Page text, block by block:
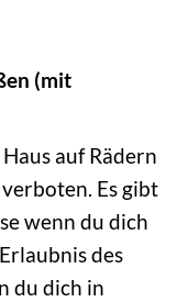
(mit
auf Rädern
Es gibt
wenn du dich
des
du dich in